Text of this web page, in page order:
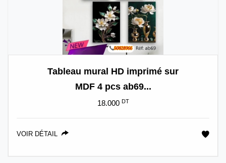
Tableau mural HD imprimé sur
MDF 4 pcs ab69...
18.000 DT
VOIR DÉTAIL